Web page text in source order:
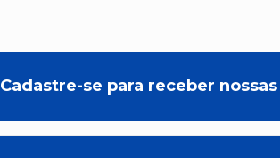
Cadastre-se para receber